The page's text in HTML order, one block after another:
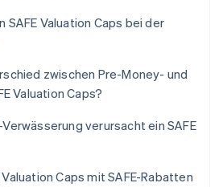
SAFE Valuation Caps bei der
zwischen Pre-Money- und
Valuation Caps?
verursacht ein SAFE
Caps mit SAFE-Rabatten